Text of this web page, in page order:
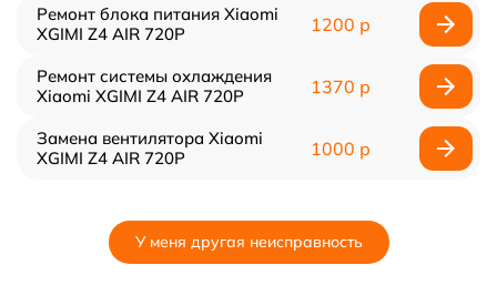
Ремонт блока питания Xiaomi
XGIMI Z4 AIR 720P
1200 р
Ремонт системы охлаждения
Xiaomi XGIMI Z4 AIR 720P
1370 р
Замена вентилятора Xiaomi
XGIMI Z4 AIR 720P
1000 р
У меня другая неисправность